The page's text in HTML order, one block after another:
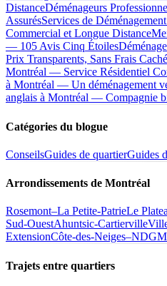
DistanceDéménageurs
AssurésServices de
Commercial et Longue Distance
— 105 Avis Cinq Étoiles
Prix Transparents, Sans Frais
Montréal — Service Résidentiel
à Montréal — Un déménagement
anglais à Montréal — Compagnie
Catégories du blogue
ConseilsGuides de quartierGuides
Arrondissements de Montréal
Rosemont–La Petite-PatrieLe
Sud-OuestAhuntsic-Cartierville
ExtensionCôte-des-Neiges–NDG
Trajets entre quartiers